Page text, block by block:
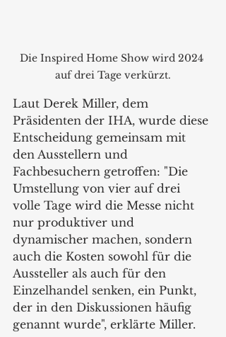
Die Inspired Home Show wird 2024
auf drei Tage verkürzt.
Laut Derek Miller, dem
Präsidenten der IHA, wurde diese
Entscheidung gemeinsam mit
den Ausstellern und
Fachbesuchern getroffen: "Die
Umstellung von vier auf drei
volle Tage wird die Messe nicht
nur produktiver und
dynamischer machen, sondern
auch die Kosten sowohl für die
Aussteller als auch für den
Einzelhandel senken, ein Punkt,
der in den Diskussionen häufig
genannt wurde", erklärte Miller.